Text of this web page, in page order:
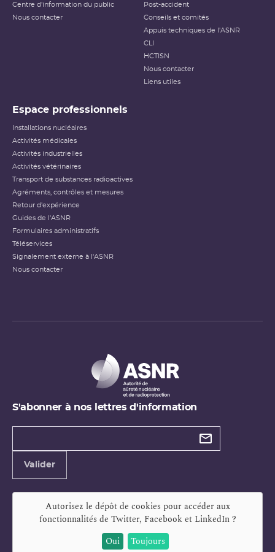
Centre d'information du public
Nous contacter
Post-accident
Conseils et comités
Appuis techniques de l'ASNR
CLI
HCTISN
Nous contacter
Liens utiles
Espace professionnels
Installations nucléaires
Activités médicales
Activités industrielles
Activités vétérinaires
Transport de substances radioactives
Agréments, contrôles et mesures
Retour d'expérience
Guides de l'ASNR
Formulaires administratifs
Téléservices
Signalement externe à l'ASNR
Nous contacter
S'abonner à nos lettres d'information
Types de
Valider
Autorisez le dépôt de cookies pour accéder aux
fonctionnalités de Twitter, Facebook et LinkedIn?
Oui
Toujours